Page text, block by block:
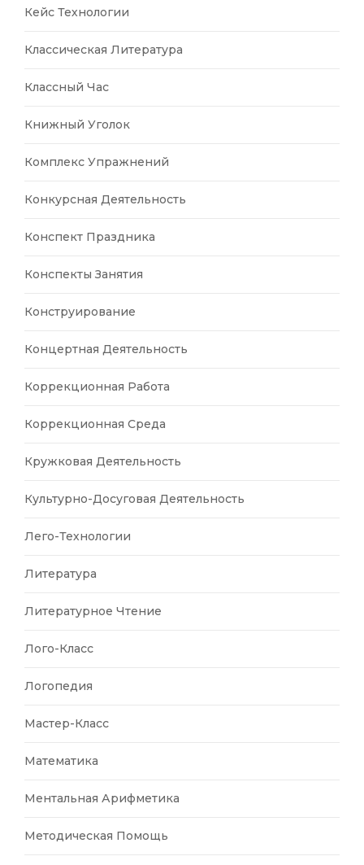
Кейс Технологии
Классическая Литература
Классный Час
Книжный Уголок
Комплекс Упражнений
Конкурсная Деятельность
Конспект Праздника
Конспекты Занятия
Конструирование
Концертная Деятельность
Коррекционная Работа
Коррекционная Среда
Кружковая Деятельность
Культурно-Досуговая Деятельность
Лего-Технологии
Литература
Литературное Чтение
Лого-Класс
Логопедия
Мастер-Класс
Математика
Ментальная Арифметика
Методическая Помощь